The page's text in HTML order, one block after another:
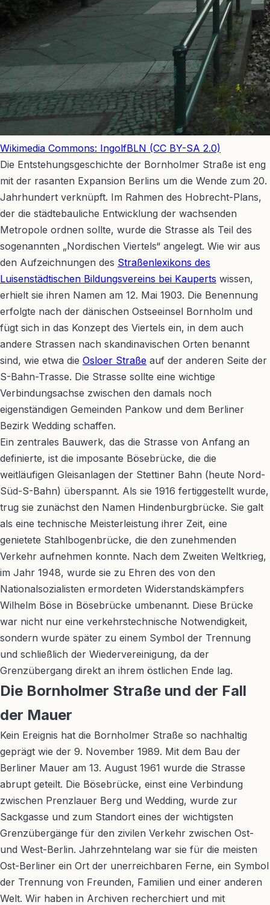
Wikimedia Commons: IngolfBLN (CC BY-SA 2.0)
Die Entstehungsgeschichte der Bornholmer Straße ist eng
mit der rasanten Expansion Berlins um die Wende zum 20.
Jahrhundert verknüpft. Im Rahmen des Hobrecht-Plans,
der die städtebauliche Entwicklung der wachsenden
Metropole ordnen sollte, wurde die Strasse als Teil des
sogenannten „Nordischen Viertels“ angelegt. Wie wir aus
den Aufzeichnungen des Straßenlexikons des
Luisenstädtischen Bildungsvereins bei Kauperts wissen,
erhielt sie ihren Namen am 12. Mai 1903. Die Benennung
erfolgte nach der dänischen Ostseeinsel Bornholm und
fügt sich in das Konzept des Viertels ein, in dem auch
andere Strassen nach skandinavischen Orten benannt
sind, wie etwa die Osloer Straße auf der anderen Seite der
S-Bahn-Trasse. Die Strasse sollte eine wichtige
Verbindungsachse zwischen den damals noch
eigenständigen Gemeinden Pankow und dem Berliner
Bezirk Wedding schaffen.
Ein zentrales Bauwerk, das die Strasse von Anfang an
definierte, ist die imposante Bösebrücke, die die
weitläufigen Gleisanlagen der Stettiner Bahn (heute Nord-
Süd-S-Bahn) überspannt. Als sie 1916 fertiggestellt wurde,
trug sie zunächst den Namen Hindenburgbrücke. Sie galt
als eine technische Meisterleistung ihrer Zeit, eine
genietete Stahlbogenbrücke, die den zunehmenden
Verkehr aufnehmen konnte. Nach dem Zweiten Weltkrieg,
im Jahr 1948, wurde sie zu Ehren des von den
Nationalsozialisten ermordeten Widerstandskämpfers
Wilhelm Böse in Bösebrücke umbenannt. Diese Brücke
war nicht nur eine verkehrstechnische Notwendigkeit,
sondern wurde später zu einem Symbol der Trennung
und schließlich der Wiedervereinigung, da der
Grenzübergang direkt an ihrem östlichen Ende lag.
Die Bornholmer Straße und der Fall
der Mauer
Kein Ereignis hat die Bornholmer Straße so nachhaltig
geprägt wie der 9. November 1989. Mit dem Bau der
Berliner Mauer am 13. August 1961 wurde die Strasse
abrupt geteilt. Die Bösebrücke, einst eine Verbindung
zwischen Prenzlauer Berg und Wedding, wurde zur
Sackgasse und zum Standort eines der wichtigsten
Grenzübergänge für den zivilen Verkehr zwischen Ost-
und West-Berlin. Jahrzehntelang war sie für die meisten
Ost-Berliner ein Ort der unerreichbaren Ferne, ein Symbol
der Trennung von Freunden, Familien und einer anderen
Welt. Wir haben in Archiven recherchiert und mit